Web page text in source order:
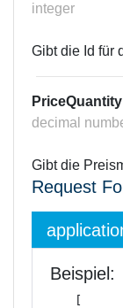
integer
Gibt die Id für
PriceQuantity
decimal
Gibt die
Request
Beispiel:
[